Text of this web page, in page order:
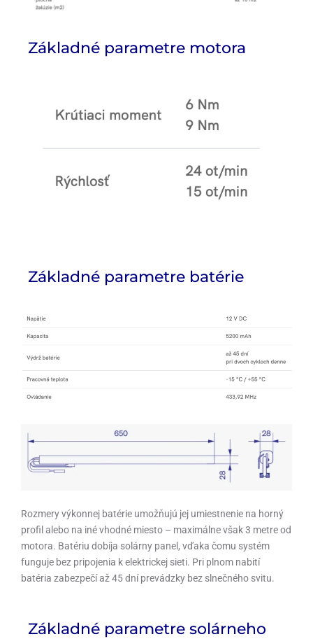
Základné parametre motora
Základné parametre batérie
Rozmery výkonnej batérie umožňujú jej umiestnenie na horný
profil alebo na iné vhodné miesto – maximálne však 3 metre od
motora. Batériu dobíja solárny panel, vďaka čomu systém
funguje bez pripojenia k elektrickej sieti. Pri plnom nabití
batéria zabezpečí až 45 dní prevádzky bez slnečného svitu.
Základné parametre solárneho